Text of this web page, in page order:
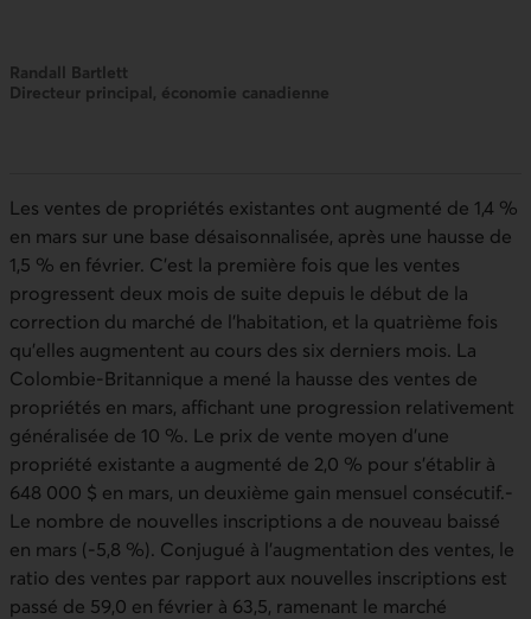
Randall Bartlett
Directeur principal, économie canadienne
Les ventes de propriétés existantes ont augmenté de 1,4 %
en mars sur une base désaisonnalisée, après une hausse de
1,5 % en février. C’est la première fois que les ventes
progressent deux mois de suite depuis le début de la
correction du marché de l’habitation, et la quatrième fois
qu’elles augmentent au cours des six derniers mois. La
Colombie-Britannique a mené la hausse des ventes de
propriétés en mars, affichant une progression relativement
généralisée de 10 %. Le prix de vente moyen d’une
propriété existante a augmenté de 2,0 % pour s’établir à
648 000 $ en mars, un deuxième gain mensuel consécutif.-
Le nombre de nouvelles inscriptions a de nouveau baissé
en mars (-5,8 %). Conjugué à l’augmentation des ventes, le
ratio des ventes par rapport aux nouvelles inscriptions est
passé de 59,0 en février à 63,5, ramenant le marché